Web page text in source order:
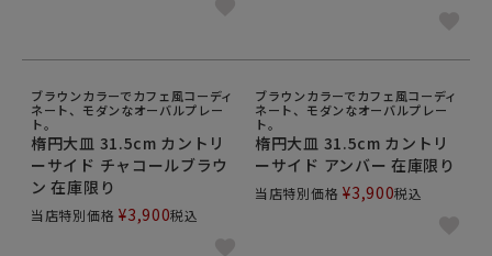
ブラウンカラーでカフェ風コーディ
ネート、モダンなオーバルプレー
ト。
楕円大皿 31.5cm カントリ
ーサイド チャコールブラウ
ン 在庫限り
当店特別価格 ¥3,900税込
ブラウンカラーでカフェ風コーディ
ネート、モダンなオーバルプレー
ト。
楕円大皿 31.5cm カントリ
ーサイド アンバー 在庫限り
当店特別価格 ¥3,900税込